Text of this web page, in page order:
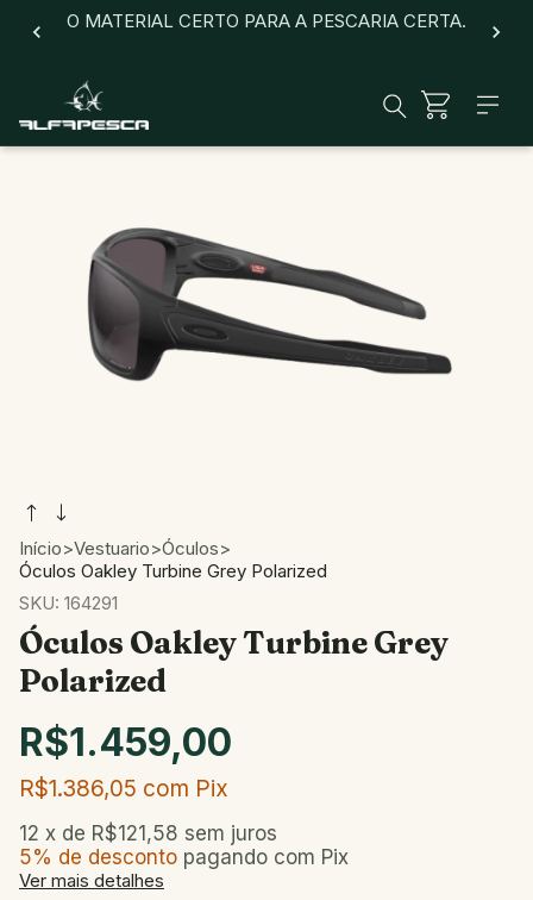
O MATERIAL CERTO PARA A PESCARIA CERTA.
Início>Vestuario>Óculos>
Óculos Oakley Turbine Grey Polarized
SKU: 164291
Óculos Oakley Turbine Grey
Polarized
R$1.459,00
R$1.386,05 com Pix
12 x de R$121,58 sem juros
5% de desconto pagando com Pix
Ver mais detalhes